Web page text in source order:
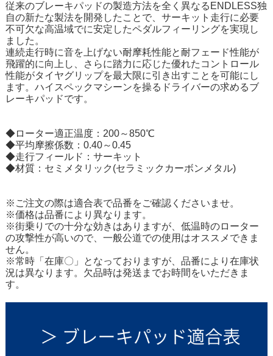
従来のブレーキパッドの製造方法を全く異なるENDLESS独
自の新たな製法を開発したことで、サーキット走行に必要
不可欠な高温域でに安定したペダルフィーリングを実現し
ました。
連続走行時に音を上げない耐摩耗性能と耐フェード性能が
飛躍的に向上し、さらに踏力に応じた優れたコントロール
性能がタイヤグリップを最大限に引き出すことを可能にし
ます。ハイスペックマシーンを操るドライバーの求めるブ
レーキパッドです。
◆ローター適正温度：200～850℃
◆平均摩擦係数：0.40～0.45
◆走行フィールド：サーキット
◆材質：セミメタリック(セラミックカーボンメタル)
※ご注文の際は適合表で品番をご確認くださいませ。
※価格は品番により異なります。
※街乗りでの十分な効きはありますが、低温時のローター
の攻撃性が高いので、一般公道での使用はオススメできま
せん。
※常時「在庫〇」となっておりますが、品番により在庫状
況は異なります。欠品時は発送までお時間をいただきま
す。